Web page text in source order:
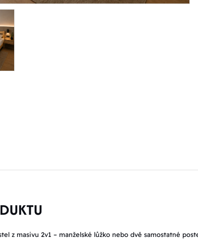
z masivu 2v1 – manželské lůžko nebo dvě samostatné